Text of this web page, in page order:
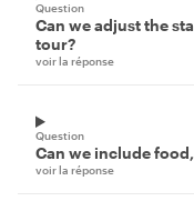
Question
Can we adjust the
tour?
voir la réponse
Question
Can we include
voir la réponse